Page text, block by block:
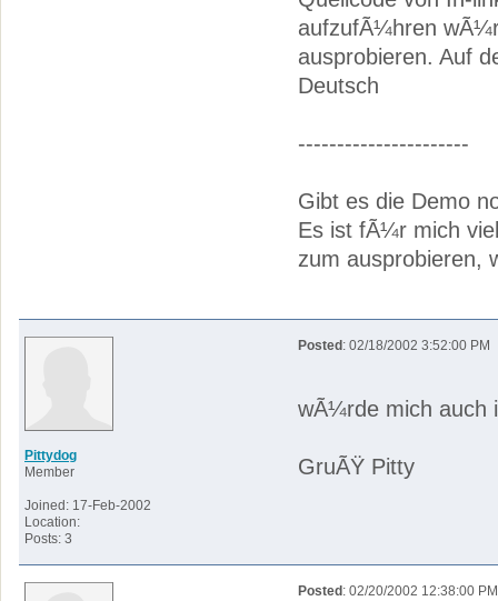
aufzufÃ¼hren
ausprobieren. Auf
Deutsch
----------------------
Gibt es die Demo
Es ist fÃ¼r mich
zum ausprobieren,
Pittydog
Member
Joined: 17-Feb-2002
Location:
Posts: 3
Posted : 02/18/2002 3:52:00 PM
wÃ¼rde mich auch
GruÃŸ Pitty
Posted : 02/20/2002 12:38:00 PM